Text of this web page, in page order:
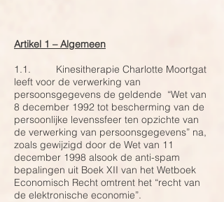
Artikel 1 – Algemeen
1.1. Kinesitherapie Charlotte Moortgat
leeft voor de verwerking van
persoonsgegevens de geldende “Wet van
8 december 1992 tot bescherming van de
persoonlijke levenssfeer ten opzichte van
de verwerking van persoonsgegevens” na,
zoals gewijzigd door de Wet van 11
december 1998 alsook de anti-spam
bepalingen uit Boek XII van het Wetboek
Economisch Recht omtrent het “recht van
de elektronische economie”.